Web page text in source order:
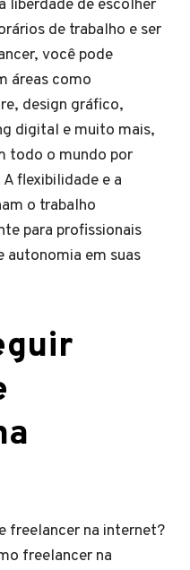
liberdade de escolher
de trabalho e ser
você pode
áreas como
design gráfico,
digital e muito mais,
todo o mundo por
flexibilidade e a
o trabalho
para profissionais
autonomia em suas
freelancer na internet?
freelancer na